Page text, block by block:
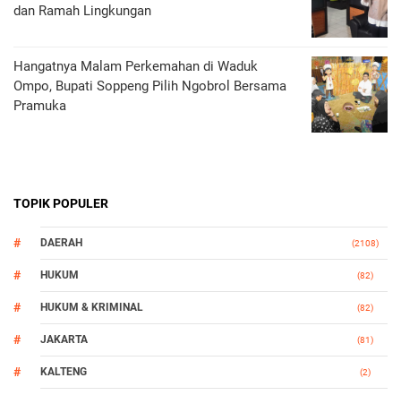
dan Ramah Lingkungan
Hangatnya Malam Perkemahan di Waduk
Ompo, Bupati Soppeng Pilih Ngobrol Bersama
Pramuka
TOPIK POPULER
DAERAH (2108)
HUKUM (82)
HUKUM & KRIMINAL (82)
JAKARTA (81)
KALTENG (2)